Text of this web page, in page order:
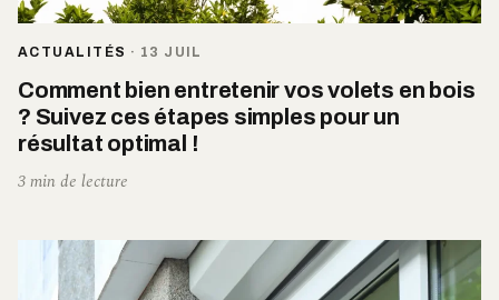
ACTUALITÉS · 13 JUIL
Comment bien entretenir vos volets en bois
? Suivez ces étapes simples pour un
résultat optimal !
3 min de lecture